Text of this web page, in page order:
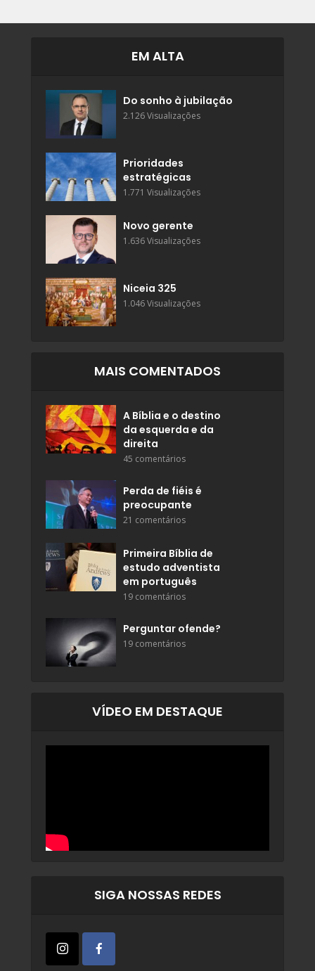
EM ALTA
Do sonho à jubilação
2.126 Visualizações
Prioridades
estratégicas
1.771 Visualizações
Novo gerente
1.636 Visualizações
Niceia 325
1.046 Visualizações
MAIS COMENTADOS
A Bíblia e o destino
da esquerda e da
direita
45 comentários
Perda de fiéis é
preocupante
21 comentários
Primeira Bíblia de
estudo adventista
em português
19 comentários
Perguntar ofende?
19 comentários
VÍDEO EM DESTAQUE
SIGA NOSSAS REDES